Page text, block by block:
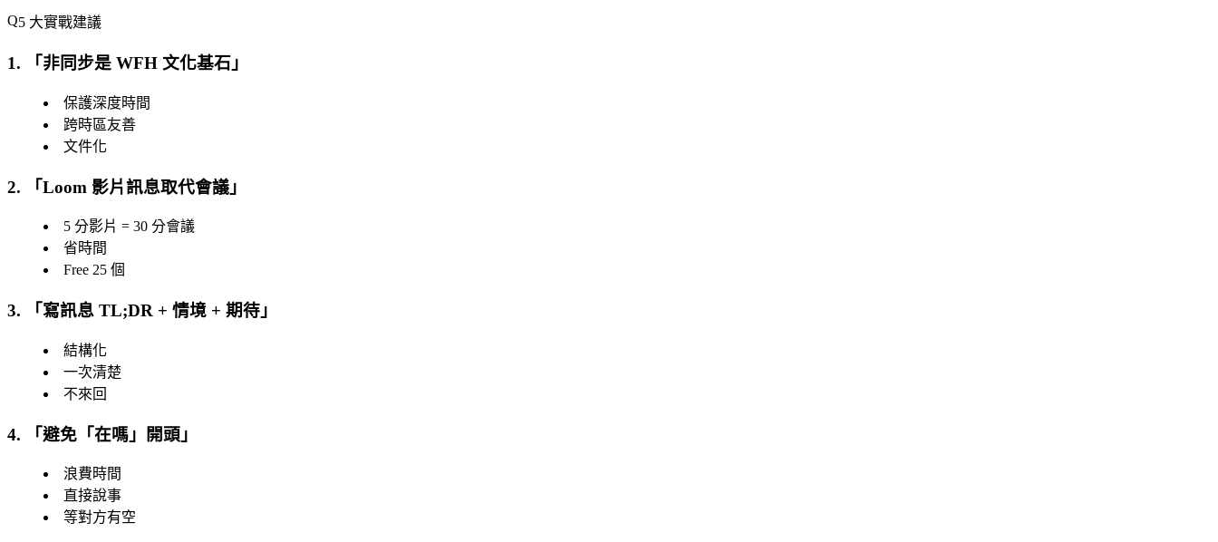
5 大實戰建議
1. 「 非同步是 WFH 文化基石 」
保護深度時間
跨時區友善
文件化
2. 「Loom 影片訊息取代會議 」
5 分影片 = 30 分會議
省時間
Free 25 個
3. 「寫訊息 TL;DR + 情境 + 期待 」
結構化
一次清楚
不來回
4. 「避免「在嗎」開頭 」
浪費時間
直接說事
等對方有空